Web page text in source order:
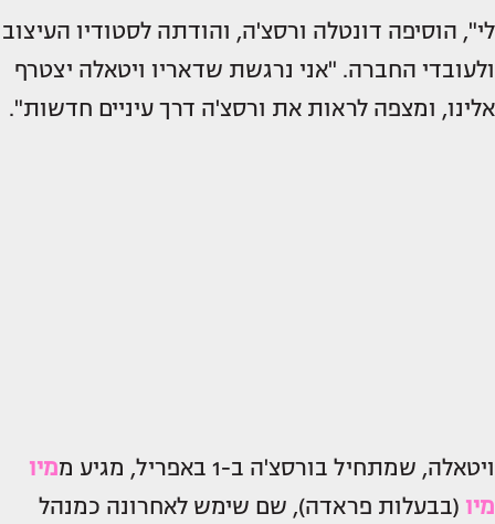
לי", הוסיפה דונטלה ורסצ'ה, והודתה לסטודיו העיצוב
ולעובדי החברה. "אני נרגשת שדאריו ויטאלה יצטרף
אלינו, ומצפה לראות את ורסצ'ה דרך עיניים חדשות".
ויטאלה, שמתחיל בורסצ'ה ב-1 באפריל, מגיע מ
מיו
מיו (בבעלות פראדה), שם שימש לאחרונה כמנהל